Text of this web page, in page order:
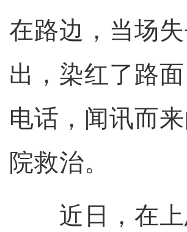
在路边，当场
出，染红了路
电话，闻讯而
院救治。
近日，在上